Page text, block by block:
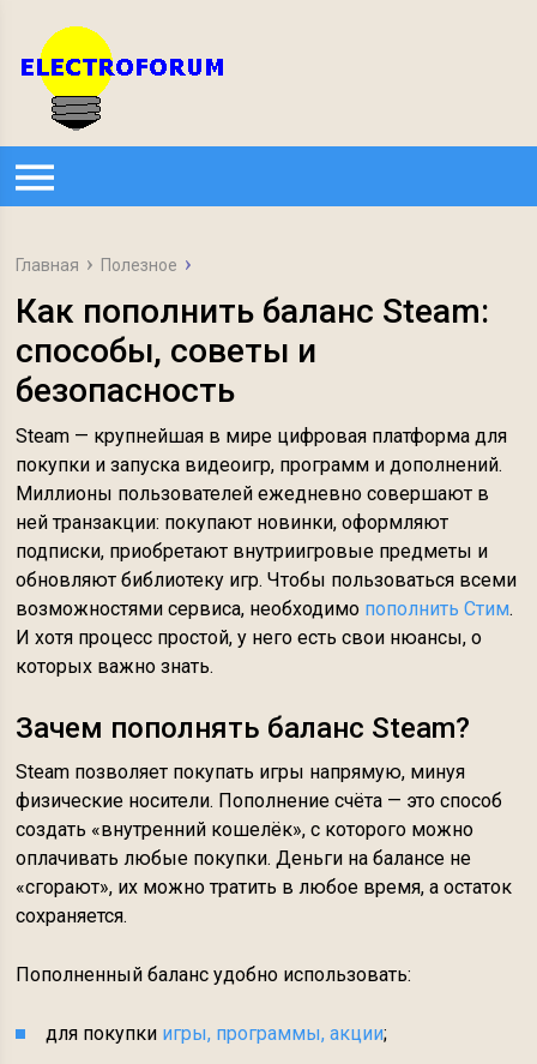
Главная Полезное
Как пополнить баланс Steam:
способы, советы и
безопасность
Steam — крупнейшая в мире цифровая платформа для
покупки и запуска видеоигр, программ и дополнений.
Миллионы пользователей ежедневно совершают в
ней транзакции: покупают новинки, оформляют
подписки, приобретают внутриигровые предметы и
обновляют библиотеку игр. Чтобы пользоваться всеми
возможностями сервиса, необходимо пополнить Стим.
И хотя процесс простой, у него есть свои нюансы, о
которых важно знать.
Зачем пополнять баланс Steam?
Steam позволяет покупать игры напрямую, минуя
физические носители. Пополнение счёта — это способ
создать «внутренний кошелёк», с которого можно
оплачивать любые покупки. Деньги на балансе не
«сгорают», их можно тратить в любое время, а остаток
сохраняется.
Пополненный баланс удобно использовать:
для покупки игры, программы, акции;